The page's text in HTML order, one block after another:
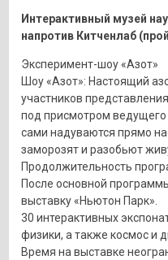
Интерактивный музей
напротив Китченлаб
Эксперимент-шоу «Азот»
Шоу «Азот»: Настоящий
участников
под присмотром ведущего
сами надуваются прямо на
заморозят и разобьют
Продолжительность
После основной
выставку «Ньютон Парк».
30 интерактивных
физики, а также космос и
Время на выставке